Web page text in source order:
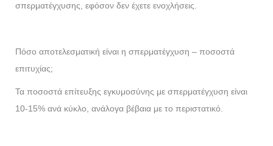
σπερματέγχυσης, εφόσον δεν έχετε ενοχλήσεις.
Πόσο αποτελεσματική είναι η σπερματέγχυση – ποσοστά
επιτυχίας;
Τα ποσοστά επίτευξης εγκυμοσύνης με σπερματέγχυση είναι
10-15% ανά κύκλο, ανάλογα βέβαια με το περιστατικό.